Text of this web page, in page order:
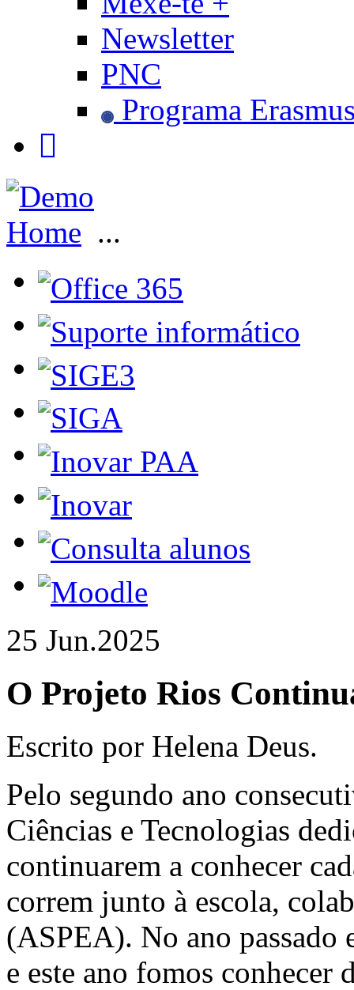
Newsletter
PNC
Programa
Home ...
25 Jun.2025
O Projeto Rios
Escrito por Helena Deus.
Pelo segundo ano
Ciências e Tecnologias
continuarem a conhecer
correm junto à escola,
(ASPEA). No ano passado
e este ano fomos conhecer